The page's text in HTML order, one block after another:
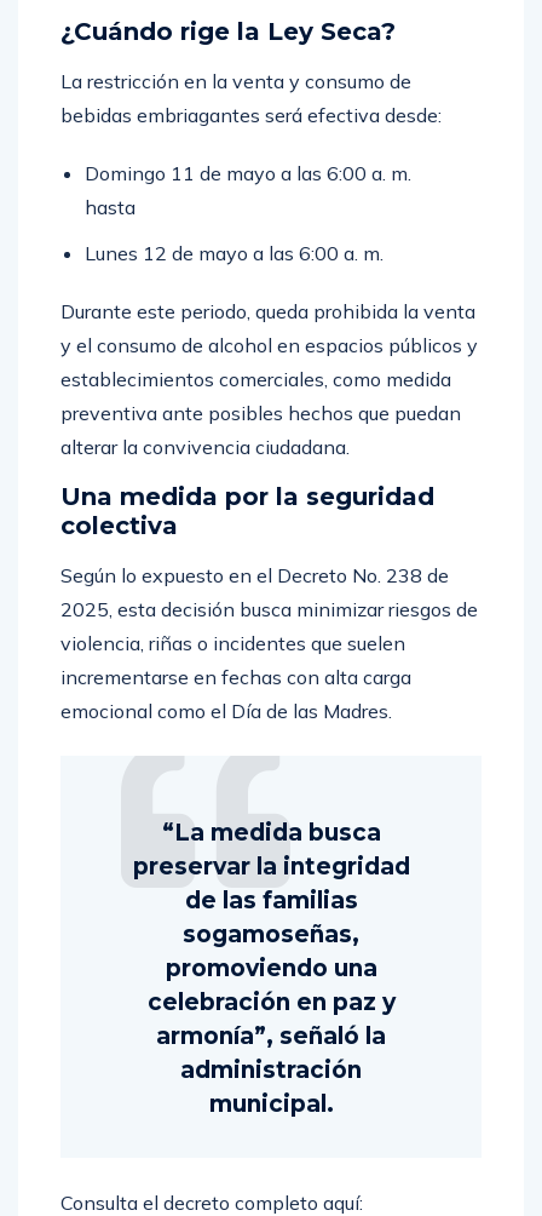
¿Cuándo rige la Ley Seca?
La restricción en la venta y consumo de
bebidas embriagantes será efectiva desde:
Domingo 11 de mayo a las 6:00 a. m.
hasta
Lunes 12 de mayo a las 6:00 a. m.
Durante este periodo, queda prohibida la venta
y el consumo de alcohol en espacios públicos y
establecimientos comerciales, como medida
preventiva ante posibles hechos que puedan
alterar la convivencia ciudadana.
Una medida por la seguridad
colectiva
Según lo expuesto en el Decreto No. 238 de
2025, esta decisión busca minimizar riesgos de
violencia, riñas o incidentes que suelen
incrementarse en fechas con alta carga
emocional como el Día de las Madres.
“La medida busca
preservar la integridad
de las familias
sogamoseñas,
promoviendo una
celebración en paz y
armonía”, señaló la
administración
municipal.
Consulta el decreto completo aquí: